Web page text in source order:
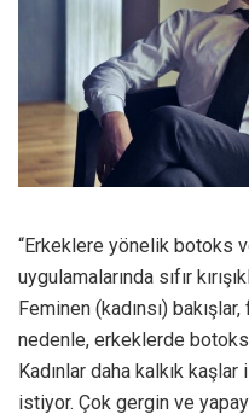
“Erkeklere yönelik botoks
uygulamalarında sıfır
Feminen (kadınsı)
nedenle, erkeklerde botoks
Kadınlar daha kalkık
istiyor. Çok gergin ve